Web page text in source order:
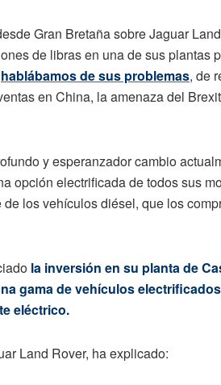
Gran Bretaña sobre Jaguar
de libras en una de sus plantas
hablábamos de sus problemas, de
en China, la amenaza del
y esperanzador cambio
opción electrificada de todos sus
los vehículos diésel, que los
la inversión en su planta de
gama de vehículos
eléctrico.
Land Rover, ha explicado: